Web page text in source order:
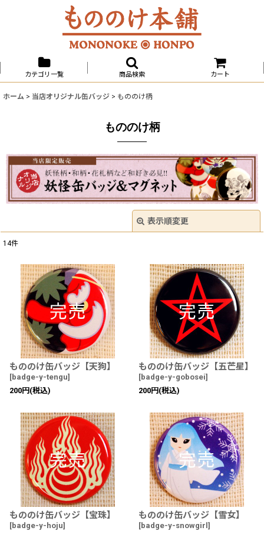
カテゴリ一覧 商品検索 カート
ホーム > 当店オリジナル缶バッジ > もののけ柄
もののけ柄
表示順変更
並び順:
14件
もののけ缶バッジ【天狗】
[badge-y-tengu]
200円 (税込)
もののけ缶バッジ【五芒星】
[badge-y-gobosei]
200円 (税込)
もののけ缶バッジ【宝珠】
[badge-y-hoju]
もののけ缶バッジ【雪女】
[badge-y-snowgirl ]